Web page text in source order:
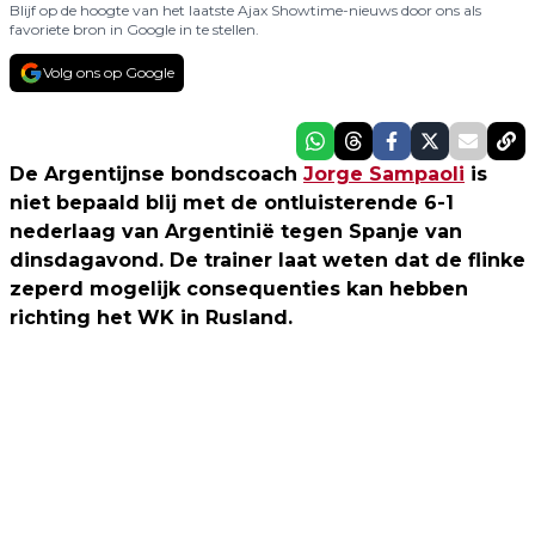
Blijf op de hoogte van het laatste Ajax Showtime-nieuws door ons als
favoriete bron in Google in te stellen.
Volg ons op Google
De Argentijnse bondscoach Jorge Sampaoli is
niet bepaald blij met de ontluisterende 6-1
nederlaag van Argentinië tegen Spanje van
dinsdagavond. De trainer laat weten dat de flinke
zeperd mogelijk consequenties kan hebben
richting het WK in Rusland.